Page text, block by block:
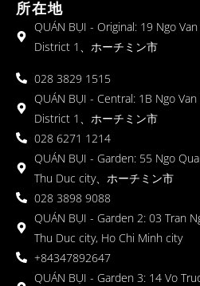
所在地
QUÁN BỤI - Original: 19 Ngo Van
District 1、ホーチミン市
028 3829 1515
QUÁN BỤI - Central: 1B Ngo Van
District 1、ホーチミン市
028 6271 1214
QUÁN BỤI - Garden: 55 Ngo
Thu Duc city、ホーチミン市
028 3898 9088
QUÁN BỤI - Garden 2: 03 Tran
Thu Duc city, Ho Chi Minh city
+84347892647
QUÁN BỤI - Garden 3: 14 Vo